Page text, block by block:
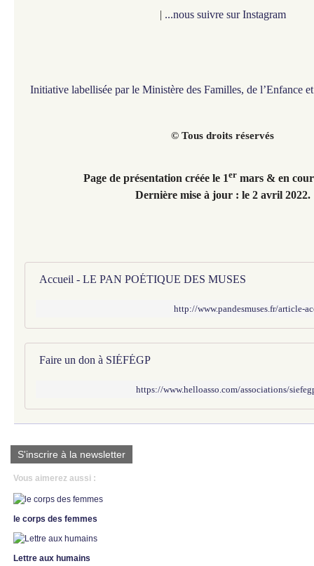
| ...nous suivre sur Instagram
Initiative labellisée par le Ministère des Familles, de l’Enfance
© Tous droits réservés
Page de présentation créée le 1ermars & en
Dernière mise à jour : le 2 avril 2022.
Accueil - LE PAN POÉTIQUE DES MUSES
http://www.pandesmuses.fr/article-
Faire un don à SIÉFÉGP
https://www.helloasso.com/associations/
S'inscrire à la newsletter
Vous aimerez aussi :
le corps des femmes
Lettre aux humains